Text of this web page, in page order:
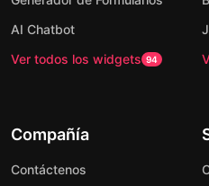
AI Chatbot
Ver todos los widgets 94
Compañía
Contáctenos